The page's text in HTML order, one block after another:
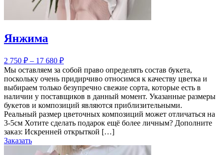
Янжима
2 750 ₽ – 17 680 ₽
Мы оставляем за собой право определять состав букета,
поскольку очень придирчиво относимся к качеству цветка и
выбираем только безупречно свежие сорта, которые есть в
наличии у поставщиков в данный момент. Указанные размеры
букетов и композиций являются приблизительными.
Реальный размер цветочных композиций может отличаться на
3-5см Хотите сделать подарок ещё более личным? Дополните
заказ: Искренней открыткой […]
Заказать